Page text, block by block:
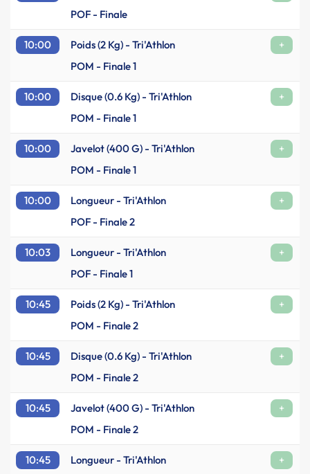
POF - Finale
10:00 Poids (2 Kg) - Tri'Athlon
+
POM - Finale 1
10:00 Disque (0.6 Kg) - Tri'Athlon
+
POM - Finale 1
10:00 Javelot (400 G) - Tri'Athlon
+
POM - Finale 1
10:00 Longueur - Tri'Athlon
+
POF - Finale 2
10:03 Longueur - Tri'Athlon
+
POF - Finale 1
10:45 Poids (2 Kg) - Tri'Athlon
+
POM - Finale 2
10:45 Disque (0.6 Kg) - Tri'Athlon
+
POM - Finale 2
10:45 Javelot (400 G) - Tri'Athlon
+
POM - Finale 2
10:45 Longueur - Tri'Athlon
+